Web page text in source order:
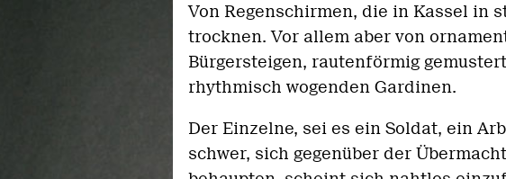
Von Regenschirmen, die in Kassel in
trocknen. Vor allem aber von
Bürgersteigen, rautenförmig
rhythmisch wogenden Gardinen.
Der Einzelne, sei es ein Soldat, ein
schwer, sich gegenüber der